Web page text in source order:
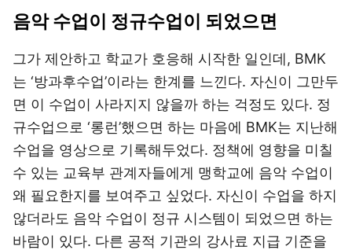
음악 수업이 정규수업이 되었으면
그가 제안하고 학교가 호응해 시작한 일인데, BMK
는 ‘방과후수업’이라는 한계를 느낀다. 자신이 그만두
면 이 수업이 사라지지 않을까 하는 걱정도 있다. 정
규수업으로 ‘롱런’했으면 하는 마음에 BMK는 지난해
수업을 영상으로 기록해두었다. 정책에 영향을 미칠
수 있는 교육부 관계자들에게 맹학교에 음악 수업이
왜 필요한지를 보여주고 싶었다. 자신이 수업을 하지
않더라도 음악 수업이 정규 시스템이 되었으면 하는
바람이 있다. 다른 공적 기관의 강사료 지급 기준을